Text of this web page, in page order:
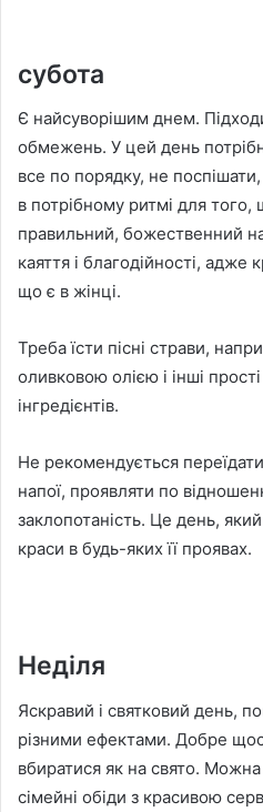
субота
Є найсуворішим днем.
обмежень. У цей день
все по порядку, не поспішати,
в потрібному ритмі для
правильний, божественний
каяття і благодійності, адже
що є в жінці.
Треба їсти пісні страви,
оливковою олією і інші
інгредієнтів.
Не рекомендується
напої, проявляти по
заклопотаність. Це день,
краси в будь-яких її проявах.
Неділя
Яскравий і святковий день,
різними ефектами. Добре
вбиратися як на свято.
сімейні обіди з красивою